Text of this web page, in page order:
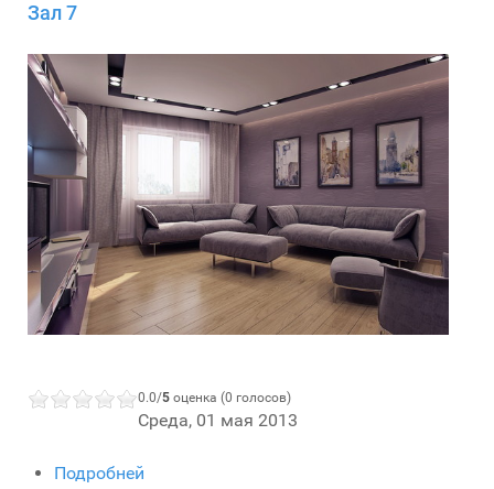
Зал 7
0.0/5 оценка (0 голосов)
Среда, 01 мая 2013
Подробней